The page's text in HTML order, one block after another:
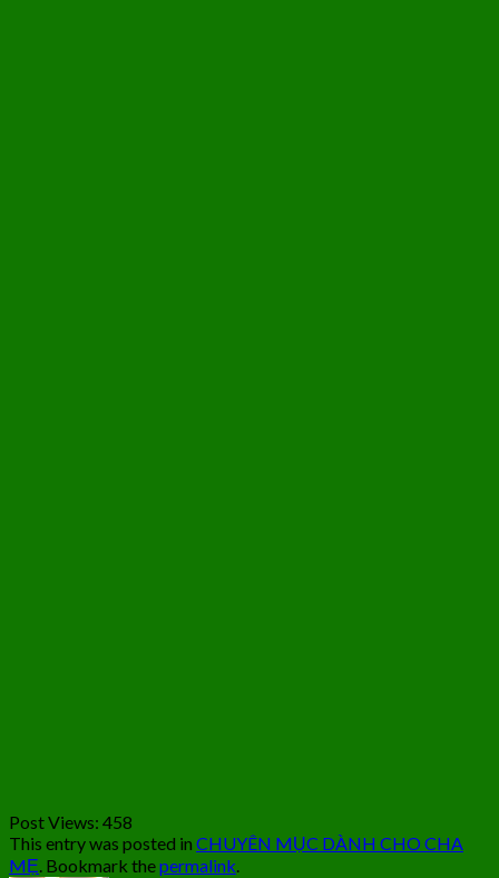
Post Views: 458
This entry was posted in CHUYÊN MỤC DÀNH CHO CHA
MẸ. Bookmark thepermalink.